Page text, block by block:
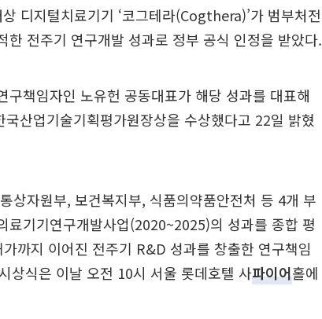
디지털치료기기 ‘코그테라(Cogthera)’가 범부처전
한 전주기 연구개발 성과로 정부 공식 인정을 받았다.
구책임자인 노유헌 공동대표가 해당 성과를 대표해
산업기술기획평가원장상을 수상했다고 22일 밝혔
상자원부, 보건복지부, 식품의약품안전처 등 4개 부
료기기연구개발사업(2020~2025)의 성과를 종합 평
까지 이어진 전주기 R&D 성과를 창출한 연구책임
상식은 이날 오전 10시 서울 롯데호텔 사파이어홀에